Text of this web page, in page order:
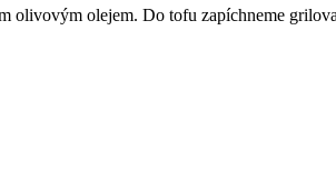
olivovým olejem. Do tofu zapíchneme